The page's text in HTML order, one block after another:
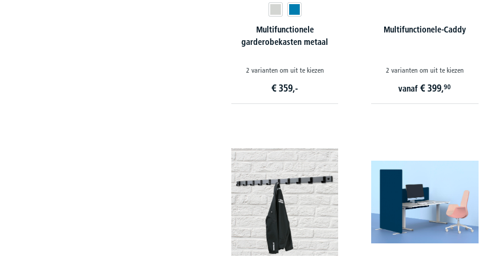
Multifunctionele
garderobekasten metaal
2 varianten om uit te kiezen
€ 359,-
Multifunctionele-Caddy
2 varianten om uit te kiezen
vanaf€ 399,90